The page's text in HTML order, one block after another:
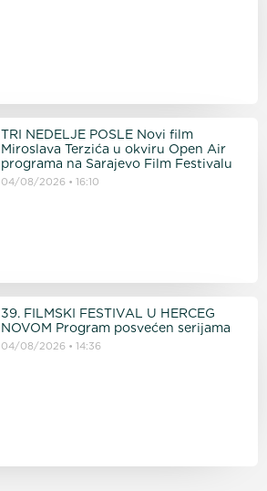
TRI NEDELJE POSLE Novi film
Miroslava Terzića u okviru Open Air
programa na Sarajevo Film Festivalu
04/08/2026 16:10
39. FILMSKI FESTIVAL U HERCEG
NOVOM Program posvećen serijama
04/08/2026 14:36